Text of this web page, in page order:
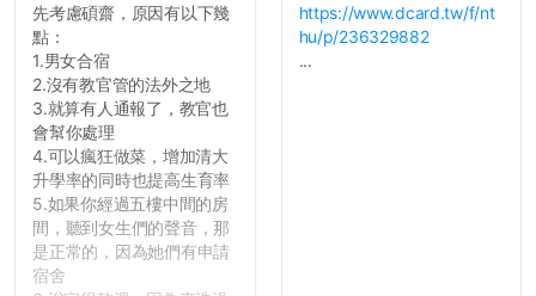
吧XD，祝學弟妹們修課順利
~~...
先考慮碩齋，原因有以下幾
點：
1.男女合宿
2.沒有教官管的法外之地
3.就算有人通報了，教官也
會幫你處理
4.可以瘋狂做菜，增加清大
升學率的同時也提高生育率
5.如果你經過五樓中間的房
間，聽到女生們的聲音，那
是正常的，因為她們有申請
宿舍
https://www.dcard.tw/f/nt
hu/p/236329882
...